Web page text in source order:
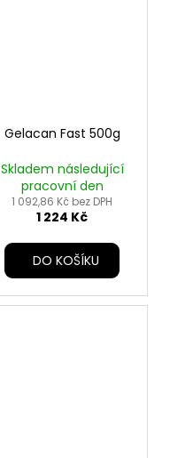
Gelacan Fast 500g
Skladem následující
pracovní den
1 092,86 Kč bez DPH
1 224 Kč
DO KOŠÍKU